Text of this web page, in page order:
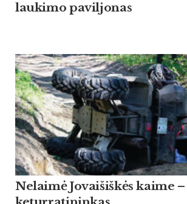
laukimo paviljonas
Nelaimė Jovaišiškės kaime